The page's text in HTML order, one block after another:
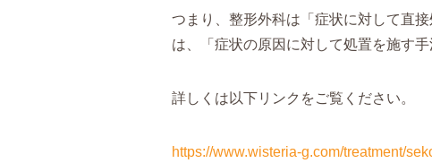
つまり、整形外科は「症状に対して直
は、「症状の原因に対して処置を施す手
詳しくは以下リンクをご覧ください。
https://www.wisteria-g.com/treatment/